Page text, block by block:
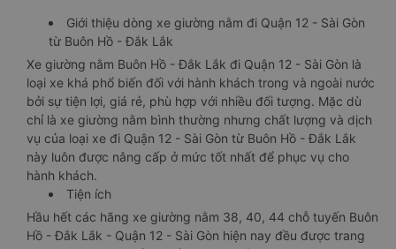
Giới thiệu dòng xe giường nằm đi Quận 12 - Sài Gòn
từ Buôn Hồ - Đắk Lắk
Xe giường nằm Buôn Hồ - Đắk Lắk đi Quận 12 - Sài Gòn là
loại xe khá phổ biến đối với hành khách trong và ngoài nước
bởi sự tiện lợi, giá rẻ, phù hợp với nhiều đối tượng. Mặc dù
chỉ là xe giường nằm bình thường nhưng chất lượng và dịch
vụ của loại xe đi Quận 12 - Sài Gòn từ Buôn Hồ - Đắk Lắk
này luôn được nâng cấp ở mức tốt nhất để phục vụ cho
hành khách.
Tiện ích
Hầu hết các hãng xe giường nằm 38, 40, 44 chỗ tuyến Buôn
Hồ - Đắk Lắk - Quận 12 - Sài Gòn hiện nay đều được trang